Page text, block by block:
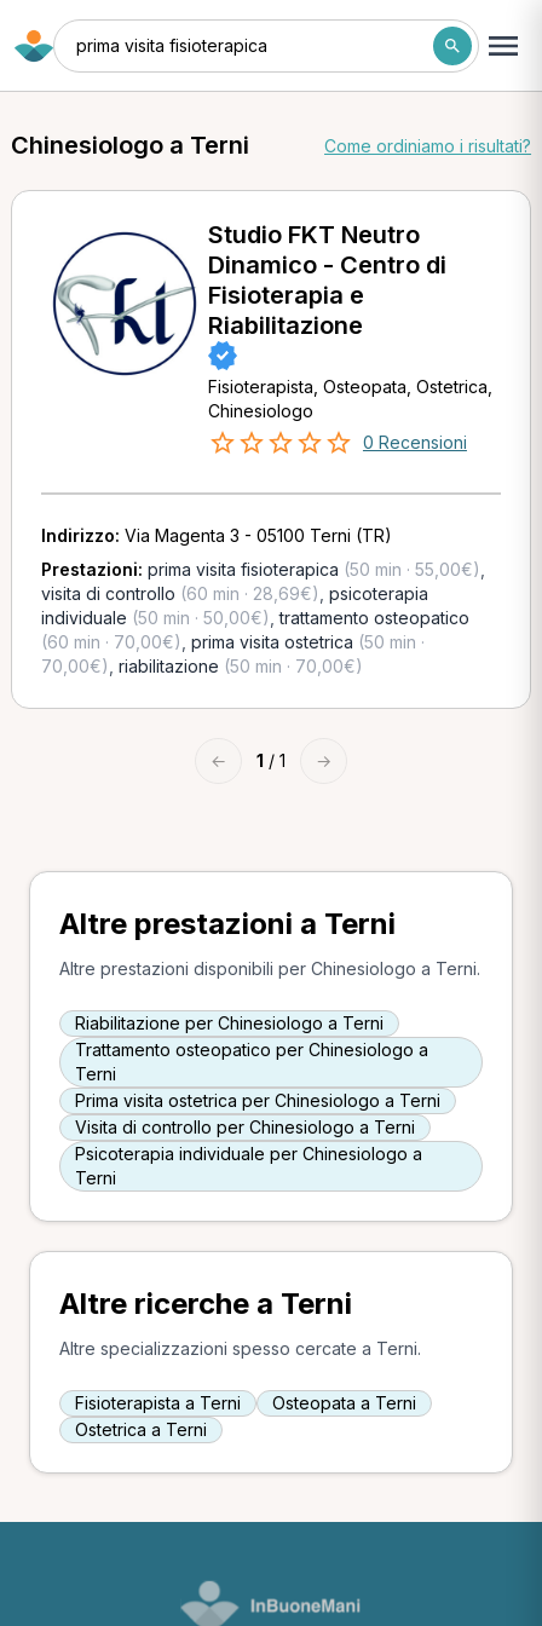
prima visita fisioterapica
Chinesiologo a Terni Come ordiniamo i risultati?
Studio FKT Neutro
Dinamico - Centro di
Fisioterapia e
Riabilitazione
Fisioterapista, Osteopata, Ostetrica,
Chinesiologo
0 Recensioni
Indirizzo: Via Magenta 3 - 05100 Terni (TR)
Prestazioni: prima visita fisioterapica (50 min · 55,00€)
visita di controllo (60 min · 28,69€) psicoterapia
individuale (50 min · 50,00€) ,trattamento osteopatico
(60 min · 70,00€) prima visita ostetrica (50 min ·
70,00€) riabilitazione (50 min · 70,00€)
← 1 / 1 →
Altre prestazioni a Terni
Altre prestazioni disponibili per Chinesiologo a Terni.
Riabilitazione per Chinesiologo a Terni
Trattamento osteopatico per Chinesiologo a
Terni
Prima visita ostetrica per Chinesiologo a Terni
Visita di controllo per Chinesiologo a Terni
Psicoterapia individuale per Chinesiologo a
Terni
Altre ricerche a Terni
Altre specializzazioni spesso cercate a Terni.
Fisioterapista a Terni
Osteopata a Terni
Ostetrica a Terni